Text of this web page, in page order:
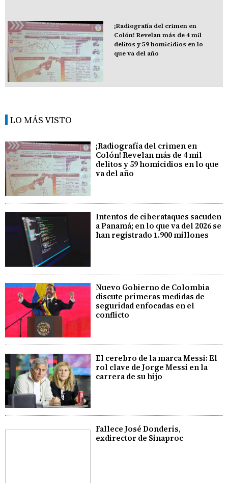
¡Radiografía del crimen en
Colón! Revelan más de 4 mil
delitos y 59 homicidios en lo
que va del año
LO MÁS VISTO
¡Radiografía del crimen en
Colón! Revelan más de 4 mil
delitos y 59 homicidios en lo que
va del año
Intentos de ciberataques sacuden
a Panamá; en lo que va del 2026 se
han registrado 1.900 millones
Nuevo Gobierno de Colombia
discute primeras medidas de
seguridad enfocadas en el
conflicto
El cerebro de la marca Messi: El
rol clave de Jorge Messi en la
carrera de su hijo
Fallece José Donderis,
exdirector de Sinaproc